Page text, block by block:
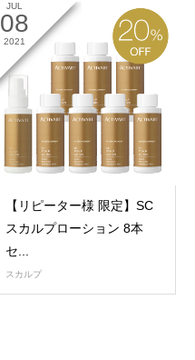
JUL
08
2021
【リピーター様 限定】SC
スカルプローション 8本
セ...
スカルプ